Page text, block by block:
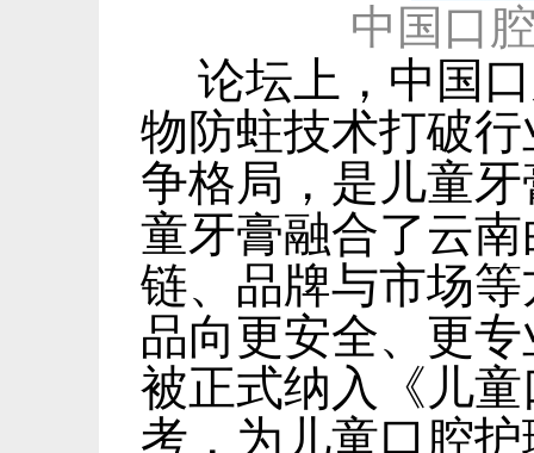
中国口
论坛上，中国
物防蛀技术打破
争格局，是儿童
童牙膏融合了云
链、品牌与市场
品向更安全、更
被正式纳入《儿
考，为儿童口腔